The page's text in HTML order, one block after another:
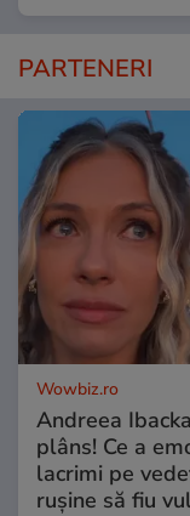
PARTENERI
Wowbiz.ro
Andreea
plâns! Ce a
lacrimi pe
rușine să fiu